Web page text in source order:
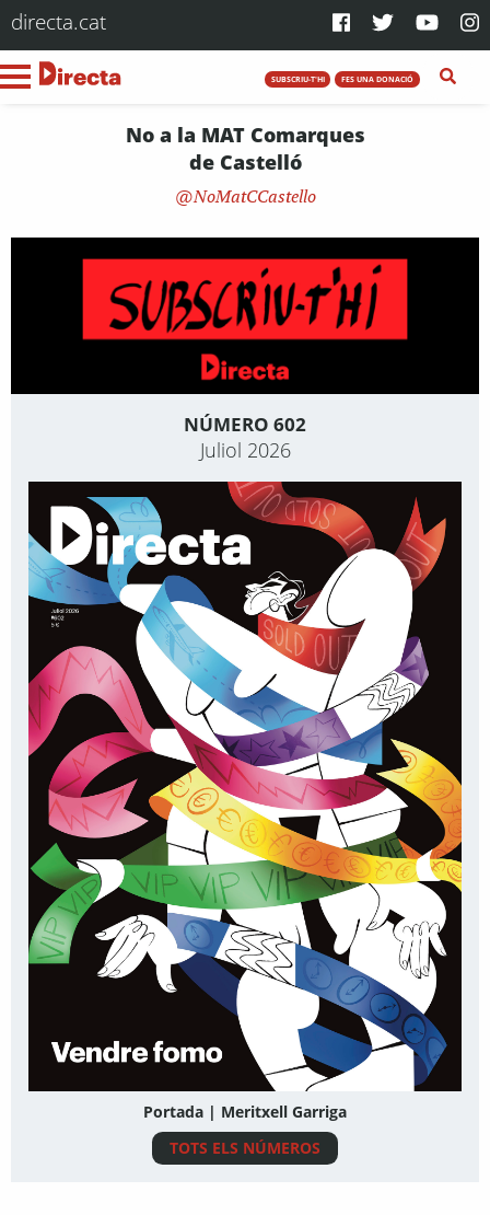
directa.cat
SUBSCRIU-T'HI FES UNA DONACIÓ
No a la MAT Comarques
de Castelló
NoMatCCastello
NÚMERO 602
Juliol 2026
Portada | Meritxell Garriga
TOTS ELS NÚMEROS